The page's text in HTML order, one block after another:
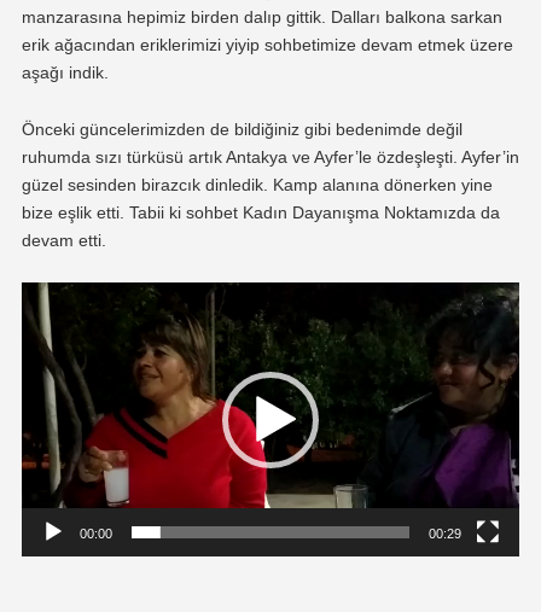
manzarasına hepimiz birden dalıp gittik. Dalları balkona sarkan
erik ağacından eriklerimizi yiyip sohbetimize devam etmek üzere
aşağı indik.
Önceki güncelerimizden de bildiğiniz gibi bedenimde değil
ruhumda sızı türküsü artık Antakya ve Ayfer’le özdeşleşti. Ayfer’in
güzel sesinden birazcık dinledik. Kamp alanına dönerken yine
bize eşlik etti. Tabii ki sohbet Kadın Dayanışma Noktamızda da
devam etti.
Video
oynatıcı
00:00 00:29